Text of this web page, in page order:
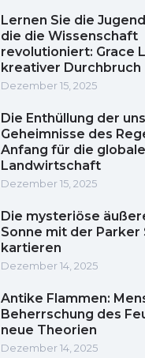
Lernen Sie die
die die Wissenschaft
revolutioniert: Grace
kreativer Durchbruch
Dezember 15, 2025
Die Enthüllung der
Geheimnisse des
Anfang für die globale
Landwirtschaft
Dezember 15, 2025
Die mysteriöse
Sonne mit der Parker
kartieren
Dezember 14, 2025
Antike Flammen:
Beherrschung des
neue Theorien
Dezember 14, 2025